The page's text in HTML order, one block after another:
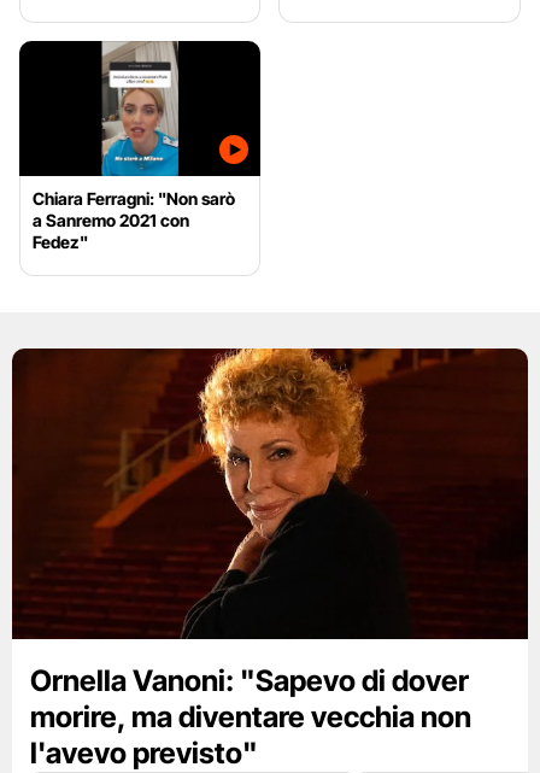
Chiara Ferragni: "Non sarò
a Sanremo 2021 con
Fedez"
Ornella Vanoni: "Sapevo di dover
morire, ma diventare vecchia non
l'avevo previsto"